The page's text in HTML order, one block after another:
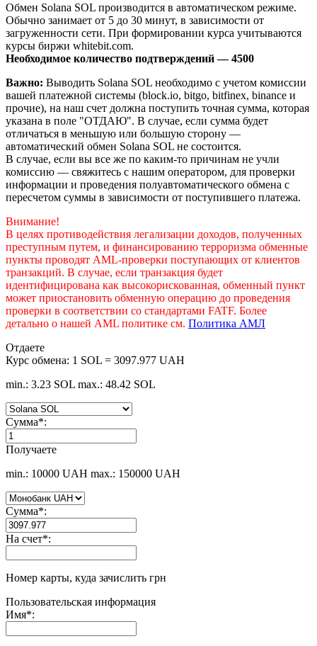
Обмен Solana SOL производится в автоматическом режиме.
Обычно занимает от 5 до 30 минут, в зависимости от
загруженности сети. При формировании курса учитываются
курсы биржи whitebit.com.
Необходимое количество подтверждений — 4500
Важно: Выводить Solana SOL необходимо с учетом комиссии
вашей платежной системы (block.io, bitgo, bitfinex, binance и
прочие), на наш счет должна поступить точная сумма, которая
указана в поле "ОТДАЮ". В случае, если сумма будет
отличаться в меньшую или большую сторону —
автоматический обмен Solana SOL не состоится.
В случае, если вы все же по каким-то причинам не учли
комиссию — свяжитесь с нашим оператором, для проверки
информации и проведения полуавтоматического обмена с
пересчетом суммы в зависимости от поступившего платежа.
Внимание!
В целях противодействия легализации доходов, полученных
преступным путем, и финансированию терроризма обменные
пункты проводят AML-проверки поступающих от клиентов
транзакций. В случае, если транзакция будет
идентифицирована как высокорискованная, обменный пункт
может приостановить обменную операцию до проведения
проверки в соответствии со стандартами FATF. Более
детально о нашей AML политике см. Политика АМЛ
Отдаете
Курс обмена: 1 SOL = 3097.977 UAH
min.: 3.23 SOL max.: 48.42 SOL
Сумма*:
Получаете
min.: 10000 UAH max.: 150000 UAH
Сумма*:
На счет*:
Номер карты, куда зачислить грн
Пользовательская информация
Имя*: